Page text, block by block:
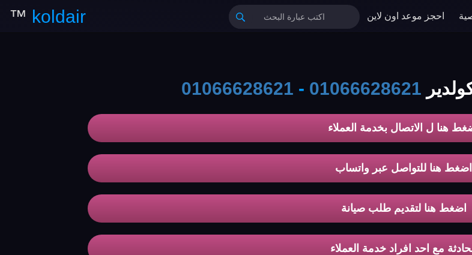
koldair
™ احجز موعد اون لاين
01066628621
-
01066628621
هنا ل الاتصال بخدمة العملاء
اضغط هنا للتواصل عبر واتساب
اضغط هنا لتقديم طلب صيانة
مع احد افراد خدمة العملاء